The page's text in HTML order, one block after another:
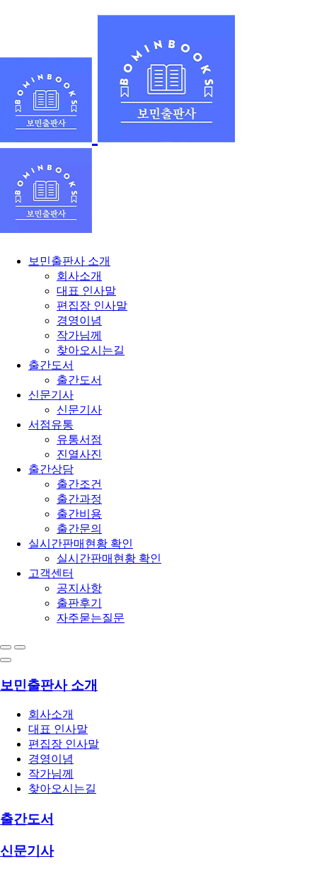
보민출판사 소개
회사소개
대표 인사말
편집장 인사말
경영이념
작가님께
찾아오시는길
출간도서
출간도서
신문기사
신문기사
서점유통
유통서점
진열사진
출간상담
출간조건
출간과정
출간비용
출간문의
실시간판매현황 확인
실시간판매현황 확인
고객센터
공지사항
출판후기
자주묻는질문
보민출판사 소개
회사소개
대표 인사말
편집장 인사말
경영이념
작가님께
찾아오시는길
출간도서
신문기사